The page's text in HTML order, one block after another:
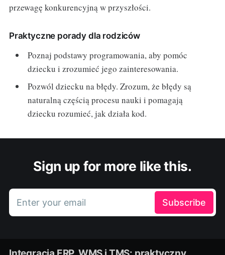
przewagę konkurencyjną w przyszłości.
Praktyczne porady dla rodziców
Poznaj podstawy programowania, aby pomóc
dziecku i zrozumieć jego zainteresowania.
Pozwól dziecku na błędy. Zrozum, że błędy są
naturalną częścią procesu nauki i pomagają
dziecku rozumieć, jak działa kod.
Sign up for more like this.
Enter your email Subscribe